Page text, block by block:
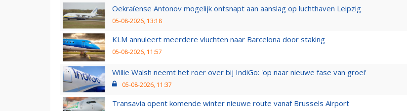
Oekraïense Antonov mogelijk ontsnapt aan aanslag op luchthaven Leipzig
05-08-2026, 13:18
KLM annuleert meerdere vluchten naar Barcelona door staking
05-08-2026, 11:57
Willie Walsh neemt het roer over bij IndiGo: 'op naar nieuwe fase van groei'
05-08-2026, 11:37
Transavia opent komende winter nieuwe route vanaf Brussels Airport